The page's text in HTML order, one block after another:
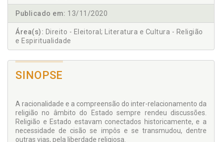
Publicado em: 13/11/2020
Área(s): Direito - Eleitoral; Literatura e Cultura - Religião
e Espiritualidade
SINOPSE
A racionalidade e a compreensão do inter-relacionamento da
religião no âmbito do Estado sempre rendeu discussões.
Religião e Estado estavam conectados historicamente, e a
necessidade de cisão se impôs e se transmudou, dentre
outras vias, pela liberdade religiosa.